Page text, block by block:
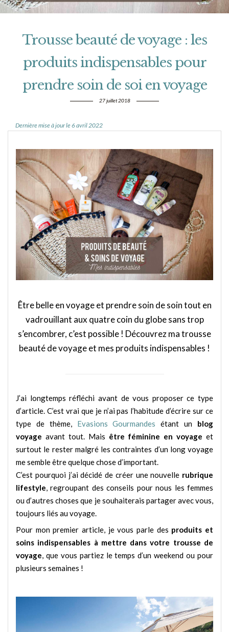
Trousse beauté de voyage : les
produits indispensables pour
prendre soin de soi en voyage
27 juillet 2018
Dernière mise à jour le 6 avril 2022
Être belle en voyage et prendre soin de soin tout en
vadrouillant aux quatre coin du globe sans trop
s’encombrer, c’est possible ! Découvrez ma trousse
beauté de voyage et mes produits indispensables !
J’ai longtemps réfléchi avant de vous proposer ce type
d’article. C’est vrai que je n’ai pas l’habitude d’écrire sur ce
type de thème, Evasions Gourmandes étant un blog
voyage avant tout. Mais être féminine en voyage et
surtout le rester malgré les contraintes d’un long voyage
me semble être quelque chose d’important.
C’est pourquoi j’ai décidé de créer une nouvelle rubrique
lifestyle, regroupant des conseils pour nous les femmes
ou d’autres choses que je souhaiterais partager avec vous,
toujours liés au voyage.
Pour mon premier article, je vous parle des produits et
soins indispensables à mettre dans votre trousse de
voyage, que vous partiez le temps d’un weekend ou pour
plusieurs semaines !